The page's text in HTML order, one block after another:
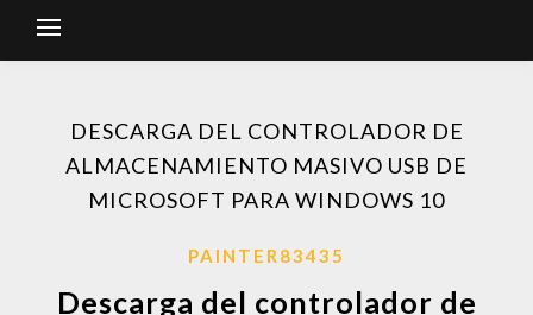
DESCARGA DEL CONTROLADOR DE
ALMACENAMIENTO MASIVO USB DE
MICROSOFT PARA WINDOWS 10
PAINTER83435
Descarga del controlador de